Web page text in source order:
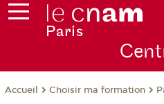
Accueil Choisir ma formation